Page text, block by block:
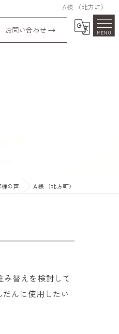
A様 （北方町）
お問い合わせ
様の声 A様 （北方町）
替えを検討して
んに使用したい